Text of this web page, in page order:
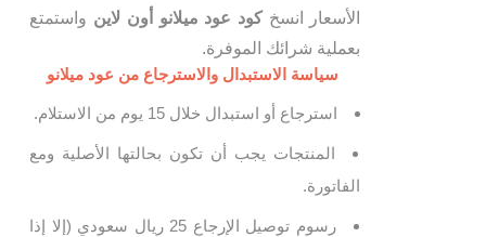
الأسعار انسخكود عود ميلانو أون لاين واستمتع
بعملية شرائك الموفرة.
سياسة الاستبدال والاسترجاع من عود ميلانو
استرجاع أو استبدال خلال 15 يوم من الاستلام.
المنتجات يجب أن تكون بحالتها الأصلية ومع
الفاتورة.
رسوم توصيل الإرجاع 25 ريال سعودي (إلا إذا